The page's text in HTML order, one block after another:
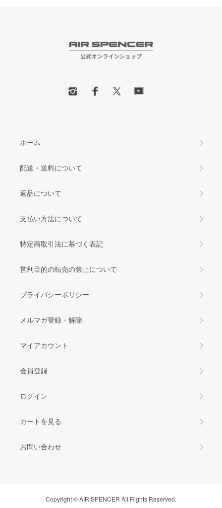
ホーム
配送・送料について
返品について
支払い方法について
特定商取引法に基づく表記
営利目的の転売の禁止について
プライバシーポリシー
メルマガ登録・解除
マイアカウント
会員登録
ログイン
カートを見る
お問い合わせ
Copyright © AIR SPENCER All Rights Reserved.